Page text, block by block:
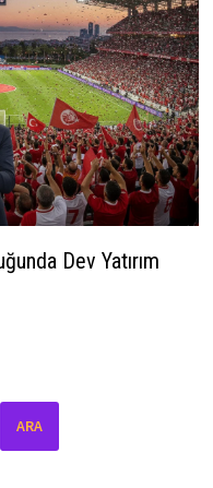
Dev Yatırım
ARA